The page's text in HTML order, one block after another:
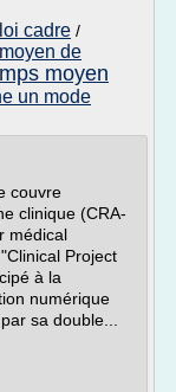
cadre /
de
moyen
un mode
couvre
clinique (CRA-
médical
Project
à la
numérique
sa double...